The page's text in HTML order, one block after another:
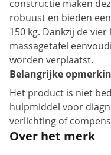
constructie maken
robuust en bieden
150 kg. Dankzij de
massagetafel
worden verplaatst.
Belangrijke
Het product is niet
hulpmiddel voor
verlichting of
Over het merk